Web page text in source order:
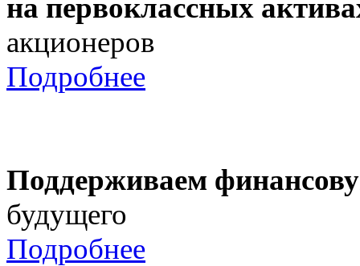
на первоклассных
акционеров
Подробнее
Поддерживаем
будущего
Подробнее